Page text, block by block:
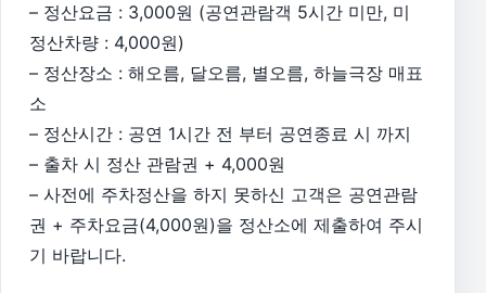
– 정산요금 : 3,000원 (공연관람객 5시간 미만, 미
정산차량 : 4,000원)
– 정산장소 : 해오름, 달오름, 별오름, 하늘극장 매표
소
– 정산시간 : 공연 1시간 전 부터 공연종료 시 까지
– 출차 시 정산 관람권 + 4,000원
– 사전에 주차정산을 하지 못하신 고객은 공연관람
권 + 주차요금(4,000원)을 정산소에 제출하여 주시
기 바랍니다.